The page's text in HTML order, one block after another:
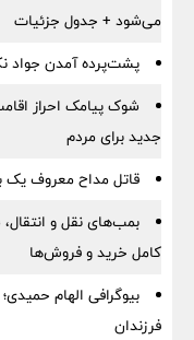
می‌شود + جدول جزئیات
پشت‌پرده آمدن جواد
شوک پیامک احراز
جدید برای مردم
قاتل مداح معروف یک
بمب‌های نقل و
کامل خرید و فروش‌ها
بیوگرافی الهام
فرزندان